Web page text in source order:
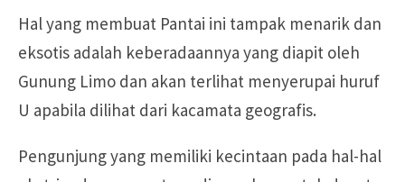
Hal yang membuat Pantai ini tampak menarik dan
eksotis adalah keberadaannya yang diapit oleh
Gunung Limo dan akan terlihat menyerupai huruf
U apabila dilihat dari kacamata geografis.
Pengunjung yang memiliki kecintaan pada hal-hal